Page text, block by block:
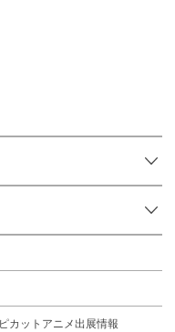
カットアニメ出展情報